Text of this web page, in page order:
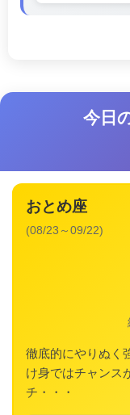
今日
おとめ座
(08/23～09/22)
徹底的にやりぬく
け身ではチャンス
チ・・・